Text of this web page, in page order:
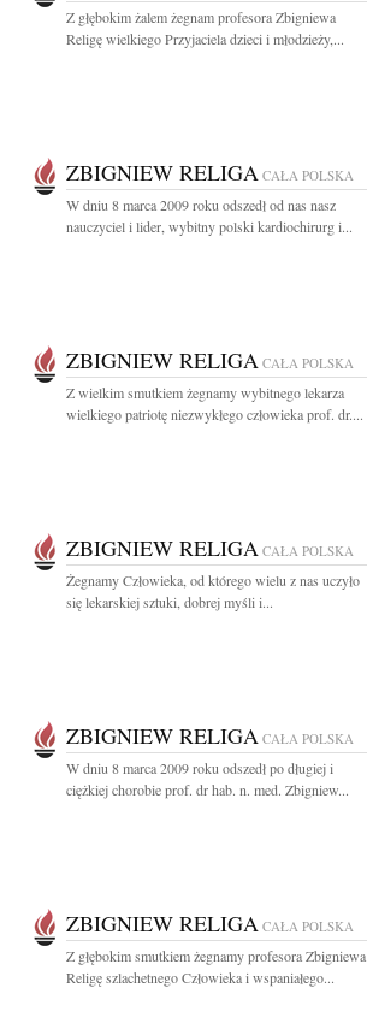
Z głębokim żalem żegnam profesora Zbigniewa
Religę wielkiego Przyjaciela dzieci i młodzieży,...
ZBIGNIEW RELIGA CAŁA POLSKA
W dniu 8 marca 2009 roku odszedł od nas nasz
nauczyciel i lider, wybitny polski kardiochirurg i...
ZBIGNIEW RELIGA CAŁA POLSKA
Z wielkim smutkiem żegnamy wybitnego lekarza
wielkiego patriotę niezwykłego człowieka prof. dr....
ZBIGNIEW RELIGA CAŁA POLSKA
Żegnamy Człowieka, od którego wielu z nas uczyło
się lekarskiej sztuki, dobrej myśli i...
ZBIGNIEW RELIGA CAŁA POLSKA
W dniu 8 marca 2009 roku odszedł po długiej i
ciężkiej chorobie prof. dr hab. n. med. Zbigniew...
ZBIGNIEW RELIGA CAŁA POLSKA
Z głębokim smutkiem żegnamy profesora Zbigniewa
Religę szlachetnego Człowieka i wspaniałego...